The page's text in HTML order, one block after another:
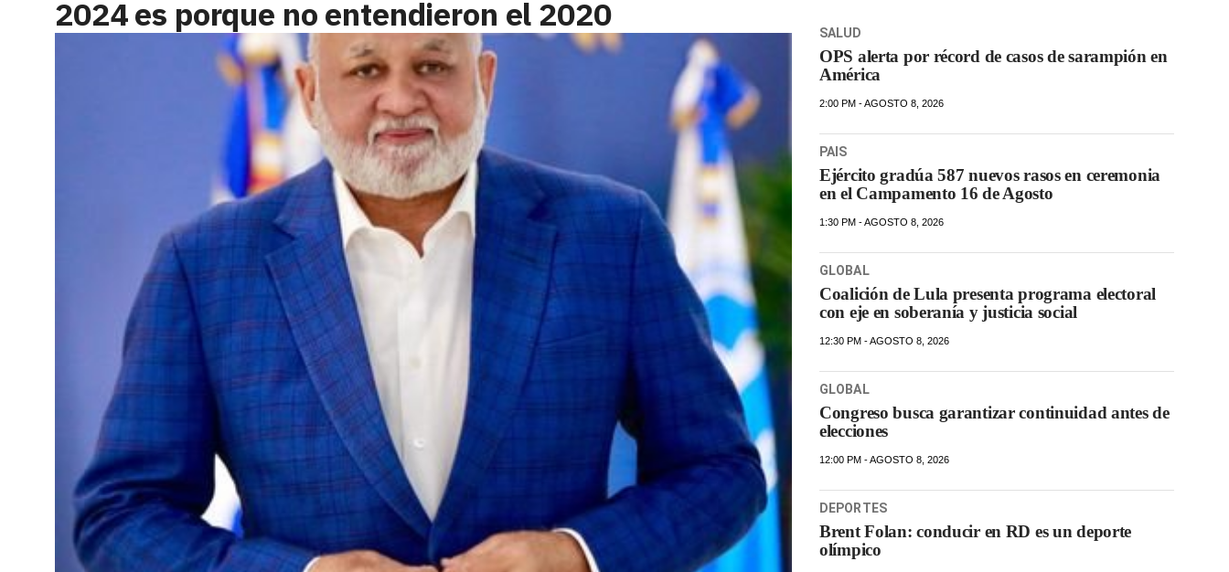
2024 es porque no entendieron el 2020
SALUD
OPS alerta por récord de casos de sarampión en
América
2:00 PM - AGOSTO 8, 2026
PAIS
Ejército gradúa 587 nuevos rasos en ceremonia
en el Campamento 16 de Agosto
1:30 PM - AGOSTO 8, 2026
GLOBAL
Coalición de Lula presenta programa electoral
con eje en soberanía y justicia social
12:30 PM - AGOSTO 8, 2026
GLOBAL
Congreso busca garantizar continuidad antes de
elecciones
12:00 PM - AGOSTO 8, 2026
DEPORTES
Brent Folan: conducir en RD es un deporte
olímpico